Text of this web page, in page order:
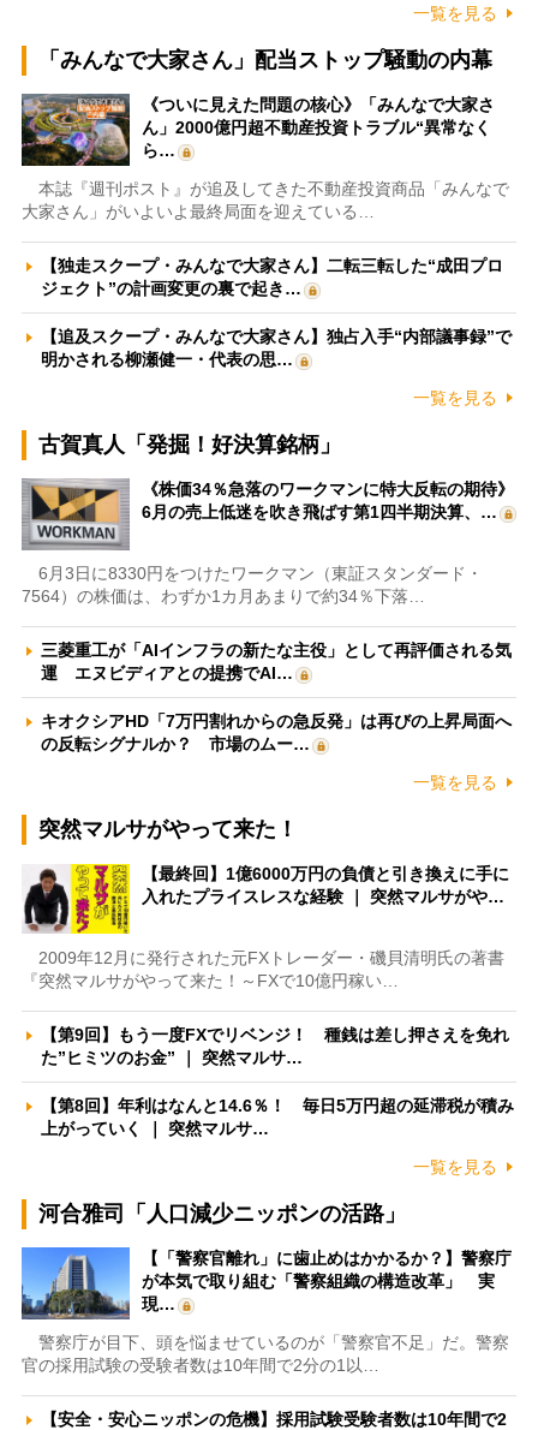
一覧を見る
「みんなで大家さん」配当ストップ騒動の内幕
《ついに見えた問題の核心》「みんなで大家さ
ん」2000億円超不動産投資トラブル“異常なく
ら…
本誌『週刊ポスト』が追及してきた不動産投資商品「みんなで
大家さん」がいよいよ最終局面を迎えている…
【独走スクープ・みんなで大家さん】二転三転した“成田プロ
ジェクト”の計画変更の裏で起き…
【追及スクープ・みんなで大家さん】独占入手“内部議事録”で
明かされる柳瀬健一・代表の思…
一覧を見る
古賀真人「発掘！好決算銘柄」
《株価34％急落のワークマンに特大反転の期待》
6月の売上低迷を吹き飛ばす第1四半期決算、…
6月3日に8330円をつけたワークマン（東証スタンダード・
7564）の株価は、わずか1カ月あまりで約34％下落…
三菱重工が「AIインフラの新たな主役」として再評価される気
運 エヌビディアとの提携でAI…
キオクシアHD「7万円割れからの急反発」は再びの上昇局面へ
の反転シグナルか？ 市場のムー…
一覧を見る
突然マルサがやって来た！
【最終回】1億6000万円の負債と引き換えに手に
入れたプライスレスな経験 ｜ 突然マルサがや…
2009年12月に発行された元FXトレーダー・磯貝清明氏の著書
『突然マルサがやって来た！～FXで10億円稼い…
【第9回】もう一度FXでリベンジ！ 種銭は差し押さえを免れ
た”ヒミツのお金” ｜ 突然マルサ…
【第8回】年利はなんと14.6％！ 毎日5万円超の延滞税が積み
上がっていく ｜ 突然マルサ…
一覧を見る
河合雅司「人口減少ニッポンの活路」
【「警察官離れ」に歯止めはかかるか？】警察庁
が本気で取り組む「警察組織の構造改革」 実
現…
警察庁が目下、頭を悩ませているのが「警察官不足」だ。警察
官の採用試験の受験者数は10年間で2分の1以…
【安全・安心ニッポンの危機】採用試験受験者数は10年間で2